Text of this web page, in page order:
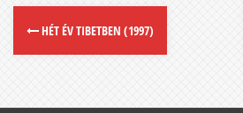
HÉT ÉV TIBETBEN (1997)